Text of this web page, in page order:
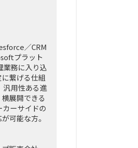
／CRM
プラット
業務に入り込
繋げる仕組
汎用性ある進
展開できる
ーサイドの
可能な方。